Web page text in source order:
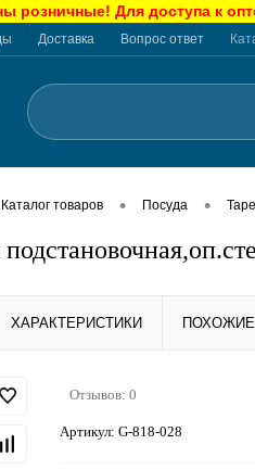
розничные! Для доступа к
Доставка Вопрос ответ
Каталог товаров • Посуда •
ХАРАКТЕРИСТИКИ
Отзывов: 0
Артикул: G-818-028